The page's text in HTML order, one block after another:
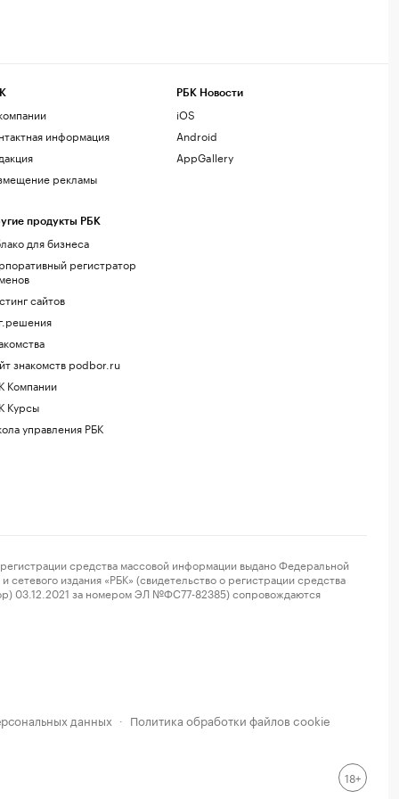
информация
рекламы
продукты РБК
для бизнеса
регистратор
сайтов
знакомств podbor.ru
Компании
Курсы
управления РБК
РБК Новости
iOS
Android
AppGallery
средства массовой информации выдано Федеральной
издания «РБК» (свидетельство о регистрации средства
03.12.2021 за номером ЭЛ №ФС77-82385) сопровождаются
данных · Политика обработки файлов cookie
18+